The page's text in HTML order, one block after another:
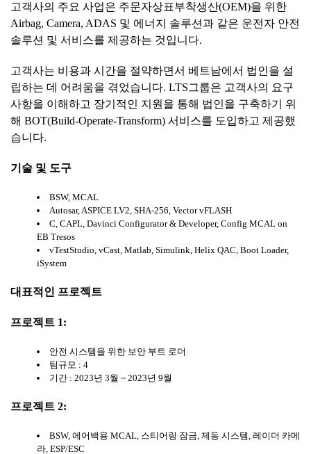
고객사의 주요 사업은 주문자상표부착생산(OEM)을 위한
Airbag, Camera, ADAS 및 에너지 솔루션과 같은 운전자 안전
솔루션 및 서비스를 제공하는 것입니다.
고객사는 비용과 시간을 절약하면서 베트남에서 법인을 설
립하는 데 어려움을 겪었습니다. LTS그룹은 고객사의 요구
사항을 이해하고 장기적인 지원을 통해 법인을 구축하기 위
해 BOT(Build-Operate-Transform) 서비스를 도입하고 제공했
습니다.
기술 및 도구
BSW, MCAL
Autosar, ASPICE LV2, SHA-256, Vector vFLASH
C, CAPL, Davinci Configurator & Developer, Config MCAL on
EB Tresos
vTestStudio, vCast, Matlab, Simulink, Helix QAC, Boot Loader,
iSystem
대표적인 프로젝트
프로젝트 1:
안전 시스템을 위한 보안 부트 로더
팀규모 : 4
기간 : 2023년 3월 ~ 2023년 9월
프로젝트 2:
BSW, 에어백용 MCAL, 스티어링 잠금, 제동 시스템, 레이더 카메
라, ESP/ESC